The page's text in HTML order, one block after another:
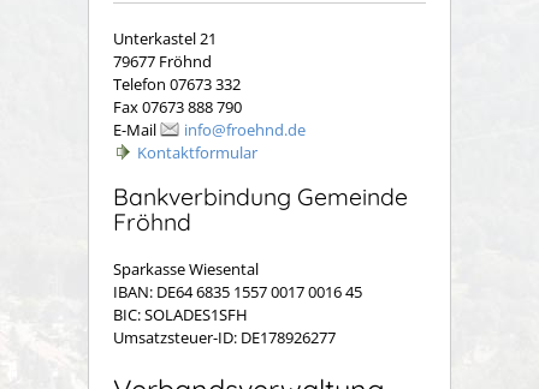
Unterkastel 21
79677 Fröhnd
Telefon 07673 332
Fax 07673 888 790
E-Mail
info@froehnd.de
Kontaktformular
Bankverbindung Gemeinde
Fröhnd
Sparkasse Wiesental
IBAN: DE64 6835 1557 0017 0016 45
BIC: SOLADES1SFH
Umsatzsteuer-ID: DE178926277